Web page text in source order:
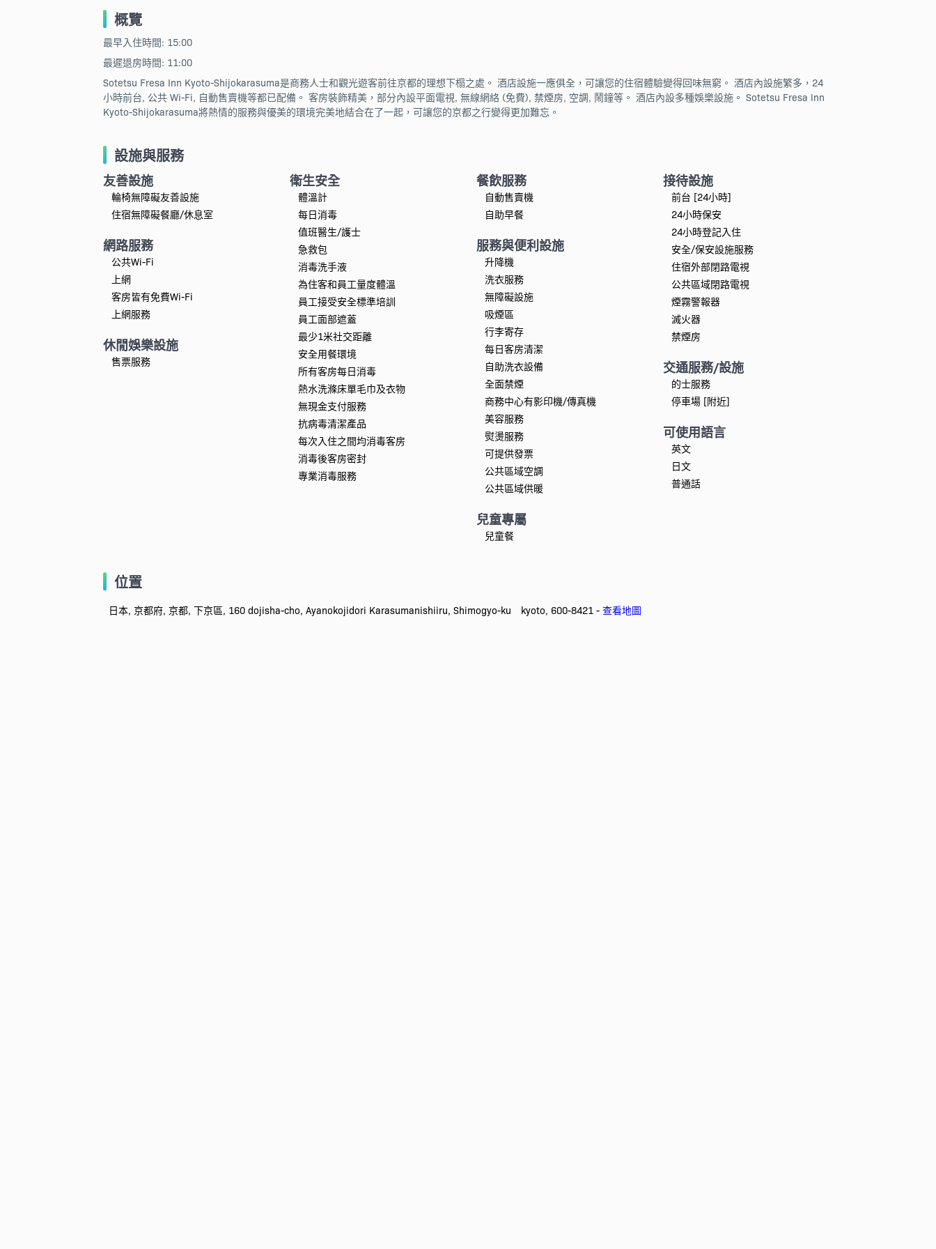
概覽
最早入住時間: 15:00
最遲退房時間: 11:00
Sotetsu Fresa Inn Kyoto-Shijokarasuma是商務人士和觀光遊客前往京都的理想下榻之處。 酒店設施一應俱全，可讓您的住宿體驗變得回味無窮。 酒店內設施繁多，24
小時前台, 公共 Wi-Fi, 自動售賣機等都已配備。 客房裝飾精美，部分內設平面電視, 無線網絡 (免費), 禁煙房, 空調, 鬧鐘等。 酒店內設多種娛樂設施。 Sotetsu Fresa Inn
Kyoto-Shijokarasuma將熱情的服務與優美的環境完美地結合在了一起，可讓您的京都之行變得更加難忘。
設施與服務
友善設施
輪椅無障礙友善設施
住宿無障礙餐廳/休息室
網路服務
公共Wi-Fi
上網
客房皆有免費Wi-Fi
上網服務
休閒娛樂設施
售票服務
衛生安全
體溫計
每日消毒
值班醫生/護士
急救包
消毒洗手液
為住客和員工量度體溫
員工接受安全標準培訓
員工面部遮蓋
最少1米社交距離
安全用餐環境
所有客房每日消毒
熱水洗滌床單毛巾及衣物
無現金支付服務
抗病毒清潔產品
每次入住之間均消毒客房
消毒後客房密封
專業消毒服務
餐飲服務
自動售賣機
自助早餐
服務與便利設施
升降機
洗衣服務
無障礙設施
吸煙區
行李寄存
每日客房清潔
自助洗衣設備
全面禁煙
商務中心有影印機/傳真機
美容服務
熨燙服務
可提供發票
公共區域空調
公共區域供暖
兒童專屬
兒童餐
接待設施
前台 [24小時]
24小時保安
24小時登記入住
安全/保安設施服務
住宿外部閉路電視
公共區域閉路電視
煙霧警報器
滅火器
禁煙房
交通服務/設施
的士服務
停車場 [附近]
可使用語言
英文
日文
普通話
位置
日本, 京都府, 京都, 下京區, 160 dojisha-cho, Ayanokojidori Karasumanishiiru, Shimogyo-ku kyoto, 600-8421 - 查看地圖